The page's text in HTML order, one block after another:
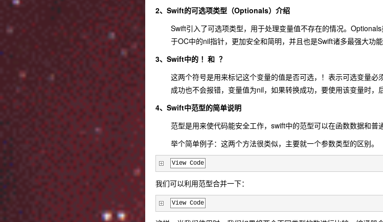
2、Swift的可选项类型（Optionals）介绍
Swift引入了可选项类型，用于处理变量值不存在的情况。
于OC中的nil指针，更加安全和简明，并且也是Swift诸多最强大功能
3、Swift中的 ！和 ？
这两个符号是用来标记这个变量的值是否可选，！表示可选变量
成功也不会报错，变量值为nil，如果转换成功，要使用该变量时，
4、Swift中范型的简单说明
范型是用来使代码能安全工作，swift中的范型可以在函数数据和普
举个简单例子：这两个方法很类似，主要就一个参数类型的区别。
View Code
我们可以利用范型合并一下：
View Code